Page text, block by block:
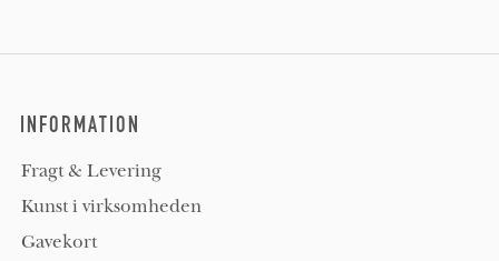
INFORMATION
Fragt & Levering
Kunst i virksomheden
Gavekort